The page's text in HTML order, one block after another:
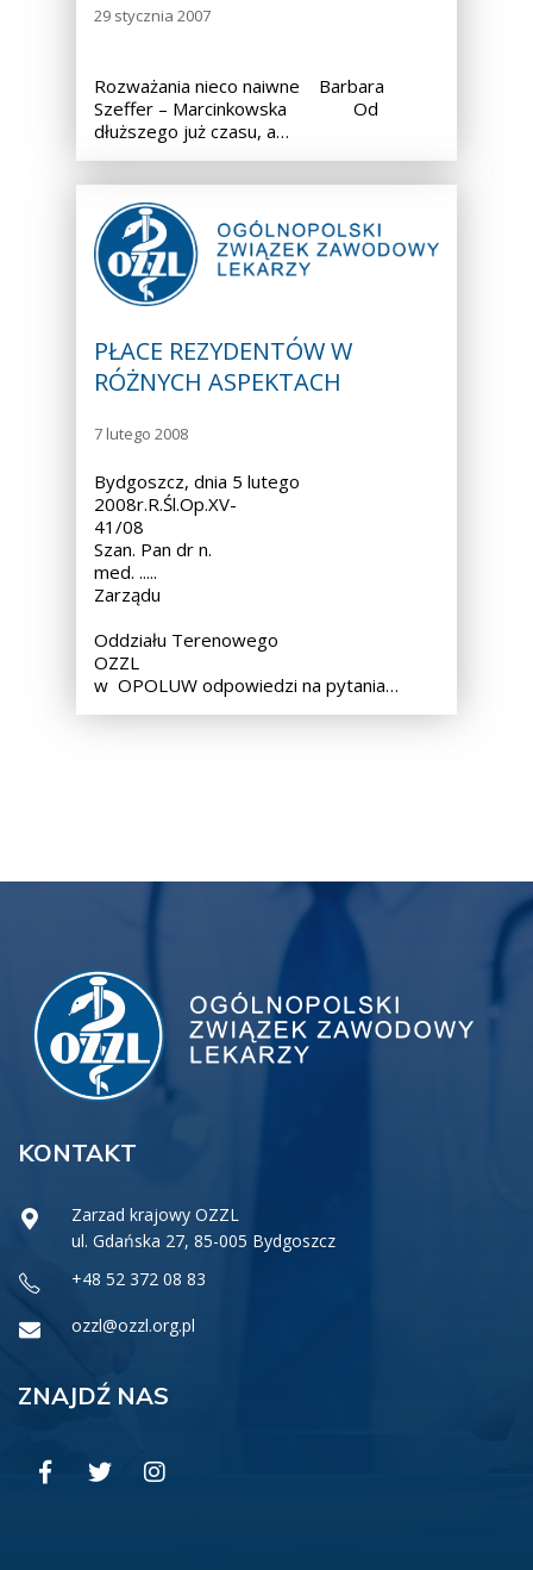
29 stycznia 2007
Rozważania nieco naiwne Barbara
Szeffer – Marcinkowska Od
dłuższego już czasu, a…
PŁACE REZYDENTÓW W
RÓŻNYCH ASPEKTACH
7 lutego 2008
Bydgoszcz, dnia 5 lutego
2008r.R.Śl.Op.XV-
41/08
Szan. Pan dr n.
med. .....
Zarządu
Oddziału Terenowego
OZZL
w OPOLUW odpowiedzi na pytania…
KONTAKT
Zarzad krajowy OZZL
ul. Gdańska 27, 85-005 Bydgoszcz
+48 52 372 08 83
ozzl@ozzl.org.pl
ZNAJDŹ NAS